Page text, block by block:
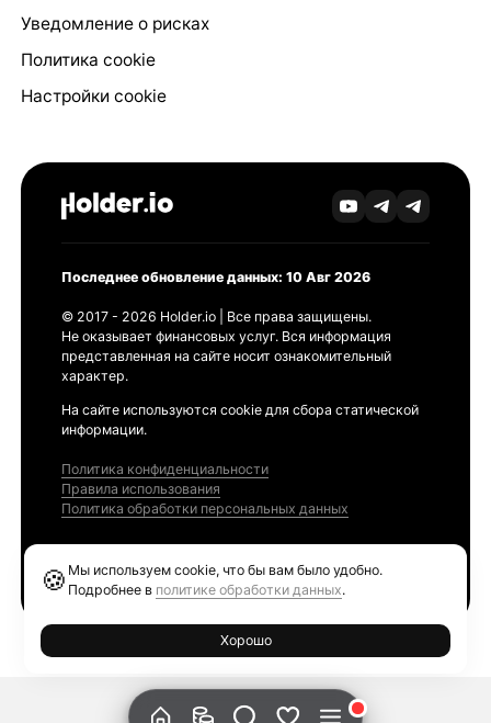
Уведомление о рисках
Политика cookie
Настройки cookie
Последнее обновление данных: 10 Авг 2026
© 2017 - 2026 Holder.io | Все права защищены.
Не оказывает финансовых услуг. Вся информация
представленная на сайте носит ознакомительный
характер.
На сайте используются cookie для сбора статической
информации.
Политика конфиденциальности
Правила использования
Политика обработки персональных данных
🍪 Мы используем cookie, что бы вам было удобно.
Подробнее в политике обработки данных.
Хорошо
Ethereum GAS Tracker